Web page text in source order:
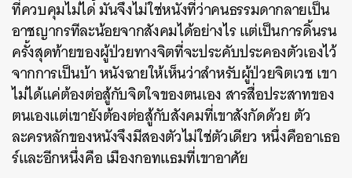
ที่ควบคุมไม่ได่้ มันจึงไม่ใช่หนังที่ว่าคนธรรมดากลายเป็น
อาชญากรทีละน้อยจากสังคมได้อย่างไร แต่เป็นการดิ้นรน
ครั้งสุดท้ายของผู้ป่วยทางจิตที่จะประคับประคองตัวเองไว้
จากการเป็นบ้า หนังฉายให้เห็นว่าสำหรับผู้ป่วยจิตเวช เขา
ไม่ได้แค่ต้องต่อสู้กับจิตใจของตนเอง สารสื่อประสาทของ
ตนเองแต่เขายังต้องต่อสู้กับสังคมที่เขาสังกัดด้วยตัว
ละครหลักของหนังจึงมีสองตัวไม่ใช่ตัวเดียว หนึ่งคืออาเธอ
ร์และอีกหนึ่งคือ เมืองกอทแธมที่เขาอาศัย
ค้นหา
SHARE TWEET LINE EMAIL